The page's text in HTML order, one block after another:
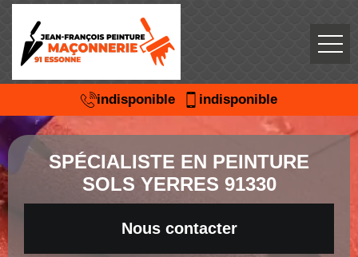
indisponible indisponible
SPÉCIALISTE EN PEINTURE
SOLS YERRES 91330
Nous contacter